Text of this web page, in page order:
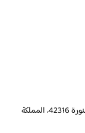
:طريق الأمير عبد المجيد، الجمعة، المدينة المنورة 42316، المملكة